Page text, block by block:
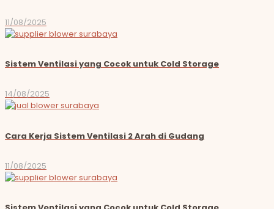
11/08/2025
Sistem Ventilasi yang Cocok untuk Cold Storage
14/08/2025
Cara Kerja Sistem Ventilasi 2 Arah di Gudang
11/08/2025